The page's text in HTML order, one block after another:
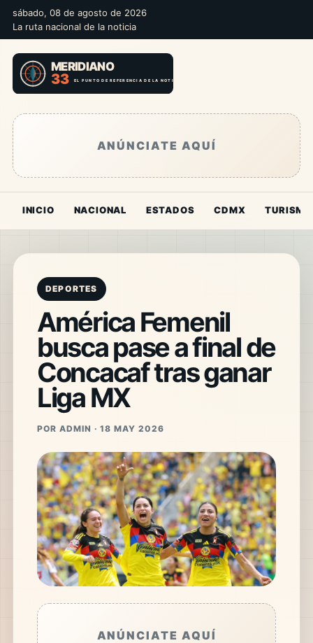
sábado, 08 de agosto de 2026
La ruta nacional de la noticia
ANÚNCIATE AQUÍ
INICIO NACIONAL ESTADOS CDMX TURISMO
DEPORTES
América Femenil
busca pase a final de
Concacaf tras ganar
Liga MX
POR ADMIN · 18 MAY 2026
ANÚNCIATE AQUÍ